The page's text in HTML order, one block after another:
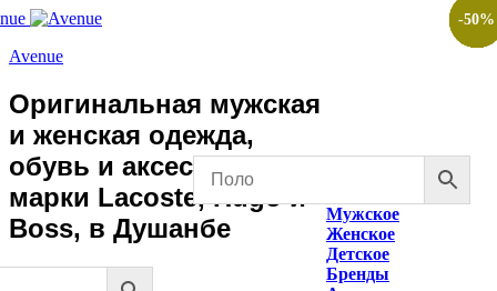
Avenue
Оригинальная мужская
и женская одежда,
обувь и аксессуары
марки Lacoste, Hugo и
Boss, в Душанбе
Мужское
Женское
Детское
Бренды
-50%
-50%
-50%
-50%
-50%
-50%
-50%
-50%
-50%
-50%